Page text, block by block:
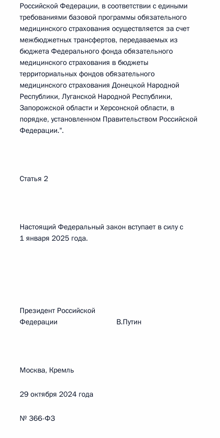
Российской Федерации, в соответствии с едиными
требованиями базовой программы обязательного
медицинского страхования осуществляется за счет
межбюджетных трансфертов, передаваемых из
бюджета Федерального фонда обязательного
медицинского страхования в бюджеты
территориальных фондов обязательного
медицинского страхования Донецкой Народной
Республики, Луганской Народной Республики,
Запорожской области и Херсонской области, в
порядке, установленном Правительством Российской
Федерации.".
Статья 2
Настоящий Федеральный закон вступает в силу с
1 января 2025 года.
Президент Российской
Федерации В.Путин
Москва, Кремль
29 октября 2024 года
№ 366-ФЗ